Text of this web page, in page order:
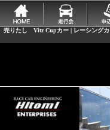
売りたし Vitz Cupカー | レーシングカ